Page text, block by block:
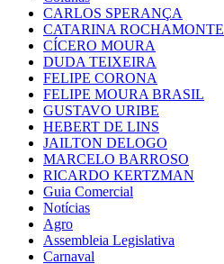
CARLOS SPERANÇA
CATARINA ROCHAMONTE
CÍCERO MOURA
DUDA TEIXEIRA
FELIPE CORONA
FELIPE MOURA BRASIL
GUSTAVO URIBE
HEBERT DE LINS
JAILTON DELOGO
MARCELO BARROSO
RICARDO KERTZMAN
Guia Comercial
Notícias
Agro
Assembleia Legislativa
Carnaval